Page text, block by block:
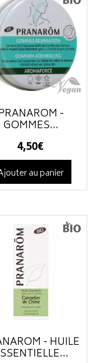
-
GOMMES...
4,50€
au panier
- HUILE